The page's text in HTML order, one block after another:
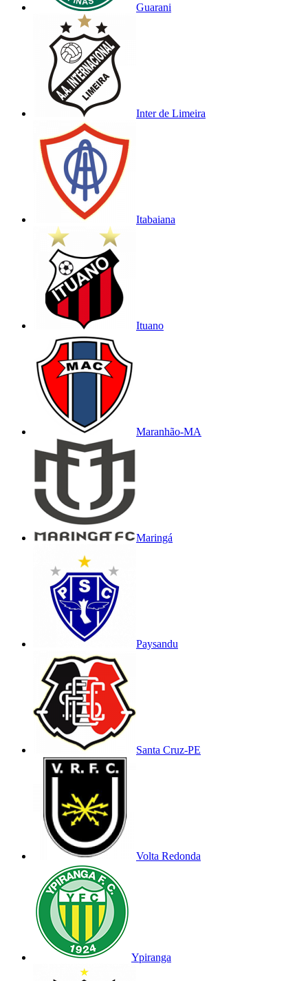
Guarani
Inter de Limeira
Itabaiana
Ituano
Maranhão-MA
Maringá
Paysandu
Santa Cruz-PE
Volta Redonda
Ypiranga